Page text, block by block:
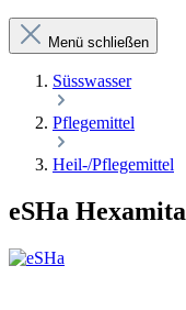
Menü schließen
Süsswasser
Pflegemittel
Heil-/Pflegemittel
eSHa Hexamita